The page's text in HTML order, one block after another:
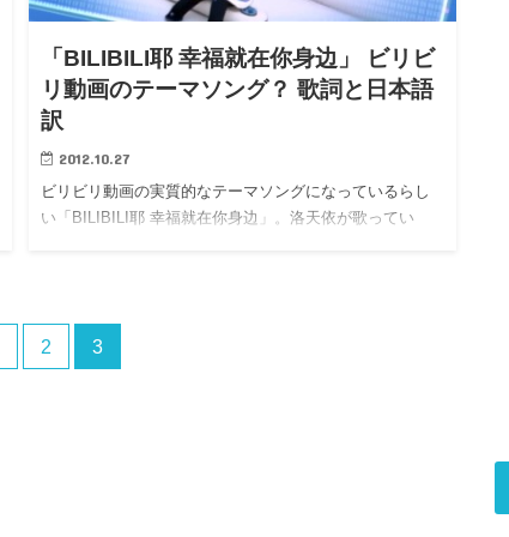
「BILIBILI耶 幸福就在你身边」 ビリビ
リ動画のテーマソング？ 歌詞と日本語
訳
2012.10.27
ビリビリ動画の実質的なテーマソングになっているらし
い「BILIBILI耶 幸福就在你身边」。洛天依が歌ってい
2 3